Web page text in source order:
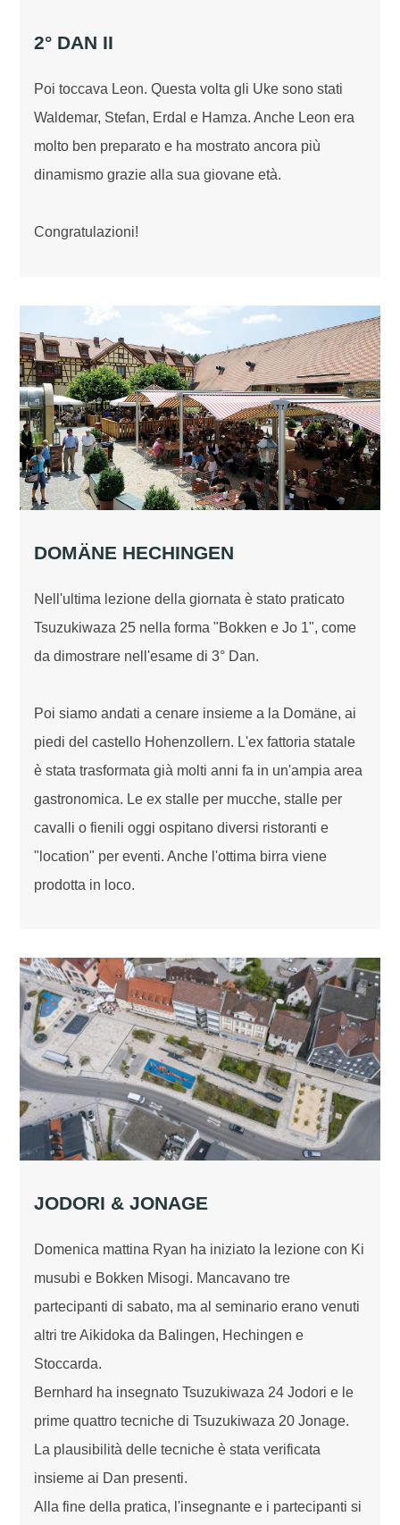
2° DAN II
Poi toccava Leon. Questa volta gli Uke sono stati
Waldemar, Stefan, Erdal e Hamza. Anche Leon era
molto ben preparato e ha mostrato ancora più
dinamismo grazie alla sua giovane età.
Congratulazioni!
DOMÄNE HECHINGEN
Nell'ultima lezione della giornata è stato praticato
Tsuzukiwaza 25 nella forma "Bokken e Jo 1", come
da dimostrare nell'esame di 3° Dan.
Poi siamo andati a cenare insieme a la Domäne, ai
piedi del castello Hohenzollern. L'ex fattoria statale
è stata trasformata già molti anni fa in un'ampia area
gastronomica. Le ex stalle per mucche, stalle per
cavalli o fienili oggi ospitano diversi ristoranti e
"location" per eventi. Anche l'ottima birra viene
prodotta in loco.
JODORI & JONAGE
Domenica mattina Ryan ha iniziato la lezione con Ki
musubi e Bokken Misogi. Mancavano tre
partecipanti di sabato, ma al seminario erano venuti
altri tre Aikidoka da Balingen, Hechingen e
Stoccarda.
Bernhard ha insegnato Tsuzukiwaza 24 Jodori e le
prime quattro tecniche di Tsuzukiwaza 20 Jonage.
La plausibilità delle tecniche è stata verificata
insieme ai Dan presenti.
Alla fine della pratica, l'insegnante e i partecipanti si